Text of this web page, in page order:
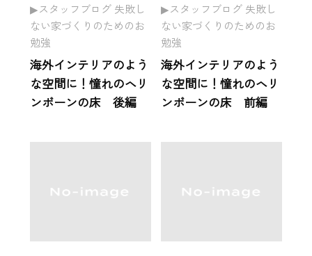
スタッフブログ 失敗し
ない家づくりのためのお
勉強
海外インテリアのよう
な空間に！憧れのヘリ
ンボーンの床 後編
スタッフブログ 失敗し
ない家づくりのためのお
勉強
海外インテリアのよう
な空間に！憧れのヘリ
ンボーンの床 前編